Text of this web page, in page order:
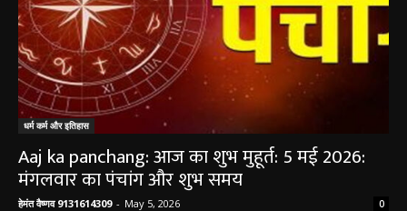
धर्म कर्म और इतिहास
Aaj ka panchang: आज का शुभ मुहूर्त: 5 मई 2026:
मंगलवार का पंचांग और शुभ समय
हेमंत वैष्णव 9131614309 - May 5, 2026 0